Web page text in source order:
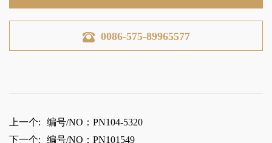
0086-575-89965577
上一个:
编号/NO：PN104-5320
下一个:
编号/NO：PN101549